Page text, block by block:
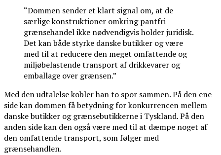
“Dommen sender et klart signal om, at de
særlige konstruktioner omkring pantfri
grænsehandel ikke nødvendigvis holder juridisk.
Det kan både styrke danske butikker og være
med til at reducere den meget omfattende og
miljøbelastende transport af drikkevarer og
emballage over grænsen.”
Med den udtalelse kobler han to spor sammen. På den ene
side kan dommen få betydning for konkurrencen mellem
danske butikker og grænsebutikkerne i Tyskland. På den
anden side kan den også være med til at dæmpe noget af
den omfattende transport, som følger med
grænsehandlen.